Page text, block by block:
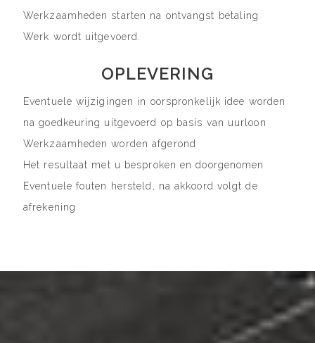
Werkzaamheden starten na ontvangst betaling
Werk wordt uitgevoerd.
OPLEVERING
Eventuele wijzigingen in oorspronkelijk idee worden
na goedkeuring uitgevoerd op basis van uurloon
Werkzaamheden worden afgerond
Het resultaat met u besproken en doorgenomen
Eventuele fouten hersteld, na akkoord volgt de
afrekening